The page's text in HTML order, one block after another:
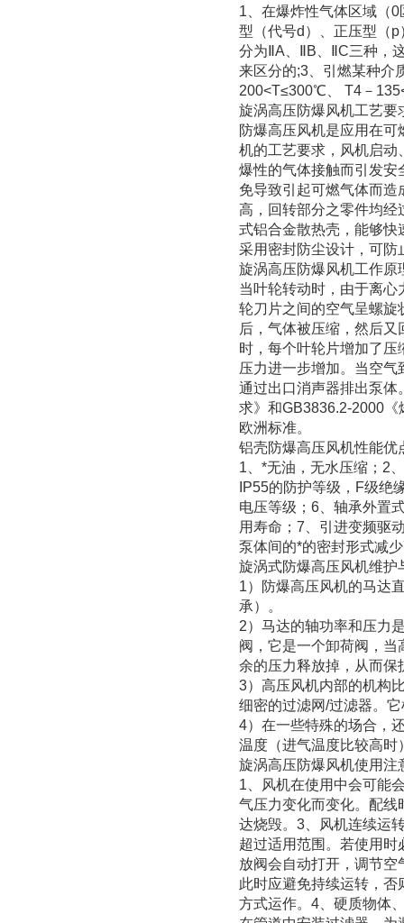
1、在爆炸性气体区域（
型（代号d）、正压型（
分为ⅡA、ⅡB、ⅡC三种，
来区分的;3、引燃某种
200<T≤300℃、 T4－
旋涡高压防爆风机工艺要
防爆高压风机是应用在
机的工艺要求，风机启动
爆性的气体接触而引发安
免导致引起可燃气体而
高，回转部分之零件均经
式铝合金散热壳，能够快
采用密封防尘设计，可防
旋涡高压防爆风机工作原
当叶轮转动时，由于离
轮刀片之间的空气呈螺旋
后，气体被压缩，然后
时，每个叶轮片增加了
压力进一步增加。当空
通过出口消声器排出泵体
求》和GB3836.2-2000
欧洲标准。
铝壳防爆高压风机性能优
1、*无油，无水压缩；2
IP55的防护等级，F级绝
电压等级；6、轴承外置
用寿命；7、引进变频驱
泵体间的*的密封形式减
旋涡式防爆高压风机维护
1）防爆高压风机的马达
承）。
2）马达的轴功率和压力
阀，它是一个卸荷阀，
余的压力释放掉，从而保
3）高压风机内部的机构
细密的过滤网/过滤器。
4）在一些特殊的场合，
温度（进气温度比较高时
旋涡高压防爆风机使用注
1、风机在使用中会可能
气压力变化而变化。配线
达烧毁。3、风机连续运
超过适用范围。若使用
放阀会自动打开，调节
此时应避免持续运转，
方式运作。4、硬质物体